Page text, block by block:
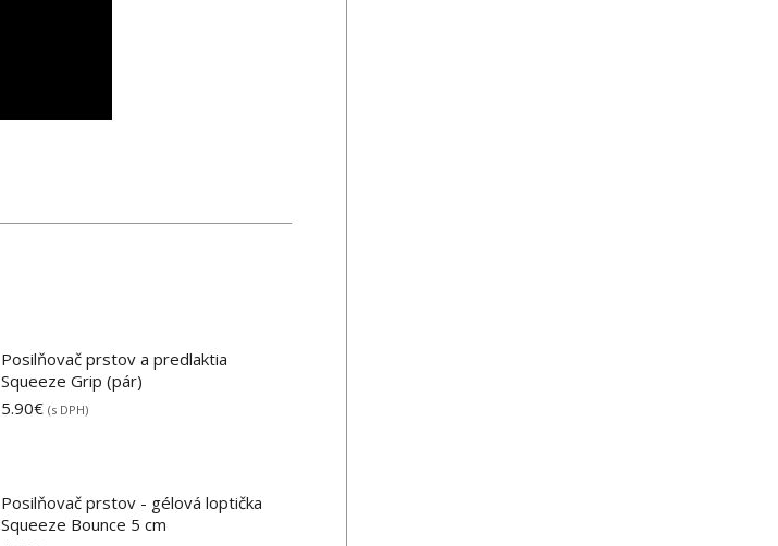
Posilňovač prstov a predlaktia
Squeeze Grip (pár)
5.90€ (s DPH)
Posilňovač prstov - gélová loptička
Squeeze Bounce 5 cm